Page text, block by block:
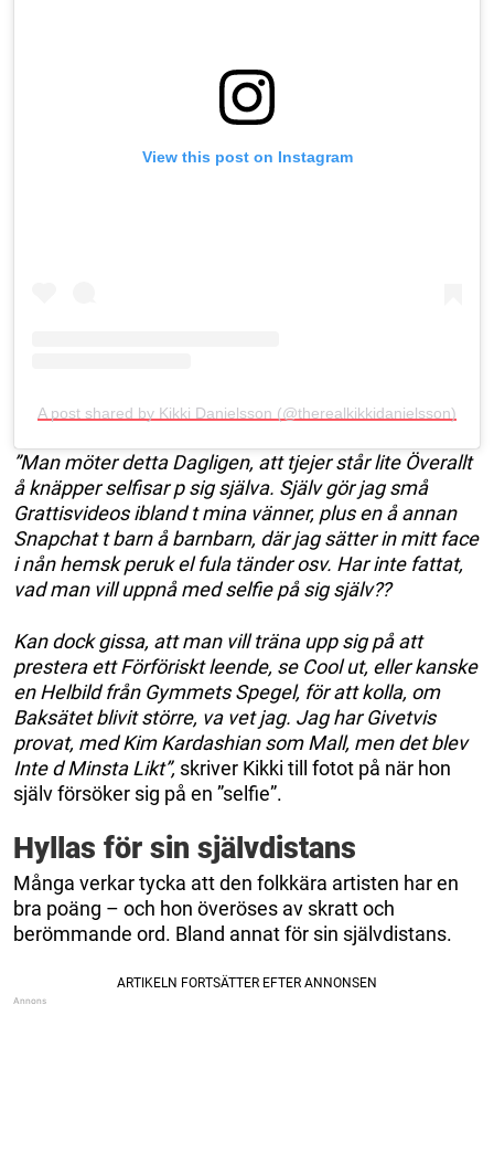
View this post on Instagram
A post shared by Kikki Danielsson (@therealkikkidanielsson)
”Man möter detta Dagligen, att tjejer står lite Överallt
å knäpper selfisar p sig själva. Själv gör jag små
Grattisvideos ibland t mina vänner, plus en å annan
Snapchat t barn å barnbarn, där jag sätter in mitt face
i nån hemsk peruk el fula tänder osv. Har inte fattat,
vad man vill uppnå med selfie på sig själv??
Kan dock gissa, att man vill träna upp sig på att
prestera ett Förföriskt leende, se Cool ut, eller kanske
en Helbild från Gymmets Spegel, för att kolla, om
Baksätet blivit större, va vet jag. Jag har Givetvis
provat, med Kim Kardashian som Mall, men det blev
Inte d Minsta Likt”, skriver Kikki till fotot på när hon
själv försöker sig på en ”selfie”.
Hyllas för sin självdistans
Många verkar tycka att den folkkära artisten har en
bra poäng – och hon överöses av skratt och
berömmande ord. Bland annat för sin självdistans.